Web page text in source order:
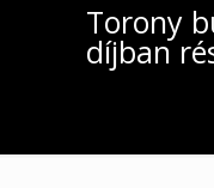
Torony
díjban